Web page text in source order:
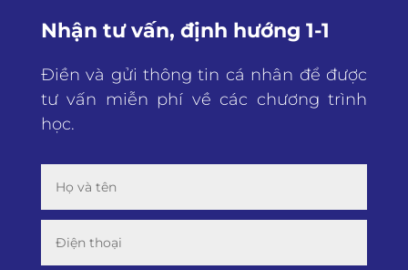
Nhận tư vấn, định hướng 1-1
Điền và gửi thông tin cá nhân để được
tư vấn miễn phí về các chương trình
học.